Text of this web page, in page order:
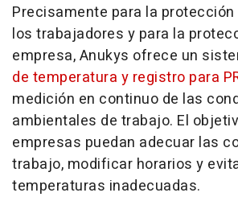
Precisamente para la protección
los trabajadores y para la
empresa, Anukys ofrece un
de temperatura y registro para
medición en continuo de las
ambientales de trabajo. El
empresas puedan adecuar las
trabajo, modificar horarios y
temperaturas inadecuadas.